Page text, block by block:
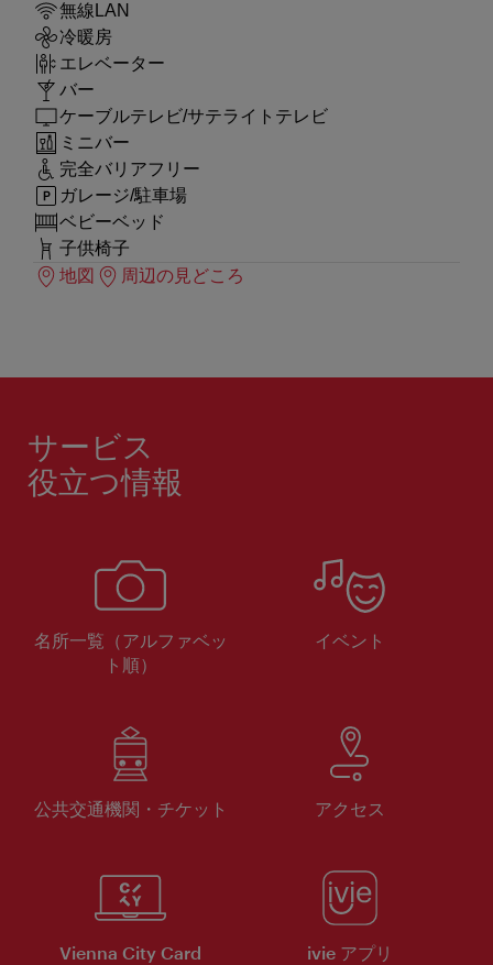
無線LAN
冷暖房
エレベーター
バー
ケーブルテレビ/サテライトテレビ
ミニバー
完全バリアフリー
ガレージ/駐車場
ベビーベッド
子供椅子
地図
周辺の見どころ
サービス
役立つ情報
名所一覧（アルファベッ
ト順）
イベント
公共交通機関・チケット アクセス
Vienna City Card ivie アプリ